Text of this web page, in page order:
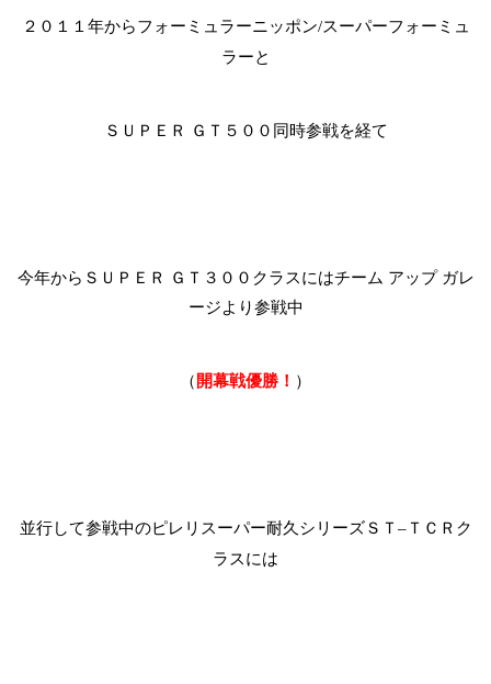
２０１１年からフォーミュラーニッポン/スーパーフォーミュ
ラーと
ＳＵＰＥＲ ＧＴ５００同時参戦を経て
今年からＳＵＰＥＲ ＧＴ３００クラスにはチーム アップ ガレ
ージより参戦中
（ 開幕戦優勝！ ）
並行して参戦中のピレリスーパー耐久シリーズＳＴ –ＴＣＲク
ラスには